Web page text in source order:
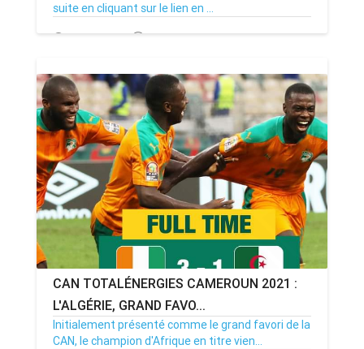
suite en cliquant sur le lien en ...
21/01/22 Par MenouActu 3
CAN TOTALÉNERGIES CAMEROUN 2021 :
L'ALGÉRIE, GRAND FAVO...
Initialement présenté comme le grand favori de la
CAN, le champion d'Afrique en titre vien...